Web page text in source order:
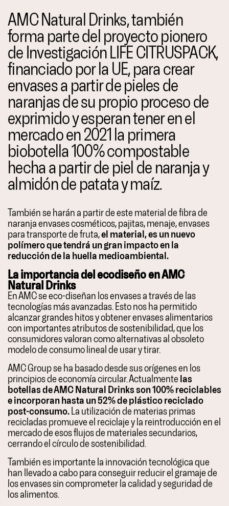
AMC Natural Drinks, también
forma parte del proyecto pionero
de Investigación LIFE CITRUSPACK,
financiado por la UE, para crear
envases a partir de pieles de
naranjas de su propio proceso de
exprimido y esperan tener en el
mercado en 2021 la primera
biobotella 100% compostable
hecha a partir de piel de naranja y
almidón de patata y maíz.
También se harán a partir de este material de fibra de
naranja envases cosméticos, pajitas, menaje, envases
para transporte de fruta,el material,es un nuevo
polímero quetendrá un gran impacto en la
reducción de la huella medioambiental.
La importancia del ecodiseño en AMC
Natural Drinks
En AMC se eco-diseñan los envases a través de las
tecnologías más avanzadas. Esto nos ha permitido
alcanzar grandes hitos y obtener envases alimentarios
con importantes atributos de sostenibilidad, que los
consumidores valoran como alternativas al obsoleto
modelo de consumo lineal de usar y tirar.
AMC Group se ha basado desde sus orígenes en los
principios de economía circular. Actualmentelas
botellas de AMC Natural Drinks son 100% reciclables
e incorporan hasta un 52% de plástico reciclado
post-consumo.La utilización de materias primas
recicladas promueve el reciclaje y la reintroducción en el
mercado de esos flujos de materiales secundarios,
cerrando el círculo de sostenibilidad.
También es importante la innovación tecnológica que
han llevado a cabo para conseguir reducir el gramaje de
los envases sin comprometer la calidad y seguridad de
los alimentos.